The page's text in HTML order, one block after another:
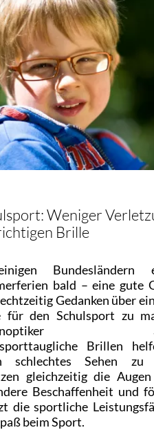
Weniger
Brille
Bundesländern
bald – eine gute
Gedanken über
für den Schulsport zu
Brillen
schlechtes Sehen zu
gleichzeitig die
Beschaffenheit und
die sportliche
beim Sport.